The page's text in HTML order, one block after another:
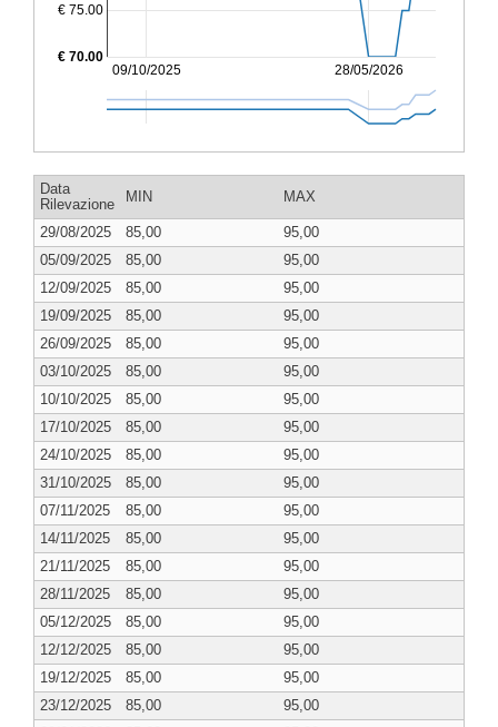
09/10/2025 28/05/2026
€ 75.00
€ 70.00
Data
Rilevazione
MIN MAX
29/08/2025 85,00
95,00
05/09/2025
85,00
95,00
12/09/2025
85,00
95,00
19/09/2025
85,00
95,00
26/09/2025
85,00
95,00
03/10/2025
85,00
95,00
10/10/2025
85,00
95,00
17/10/2025
85,00
95,00
24/10/2025
85,00
95,00
31/10/2025
85,00
95,00
07/11/2025
85,00
95,00
14/11/2025
85,00
95,00
21/11/2025
85,00
95,00
28/11/2025
85,00
95,00
05/12/2025
85,00
95,00
12/12/2025
85,00
95,00
19/12/2025
85,00
95,00
23/12/2025
85,00
95,00